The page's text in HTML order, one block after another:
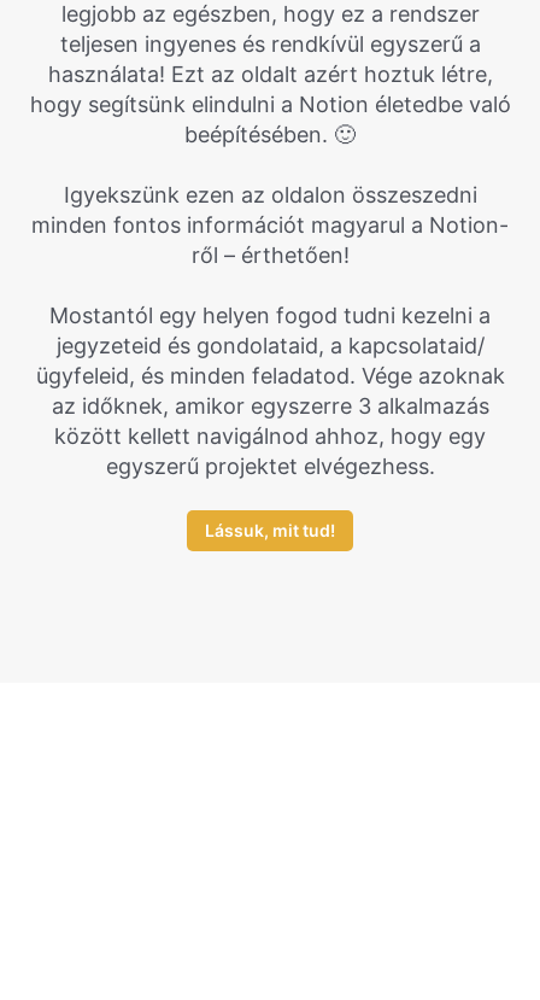
legjobb az egészben, hogy ez a rendszer
teljesen ingyenes és rendkívül egyszerű a
használata! Ezt az oldalt azért hoztuk létre,
hogy segítsünk elindulni a Notion életedbe való
beépítésében. 🙂
Igyekszünk ezen az oldalon összeszedni
minden fontos információt magyarul a Notion-
ről – érthetően!
Mostantól egy helyen fogod tudni kezelni a
jegyzeteid és gondolataid, a kapcsolataid/
ügyfeleid, és minden feladatod. Vége azoknak
az időknek, amikor egyszerre 3 alkalmazás
között kellett navigálnod ahhoz, hogy egy
egyszerű projektet elvégezhess.
Lássuk, mit tud!